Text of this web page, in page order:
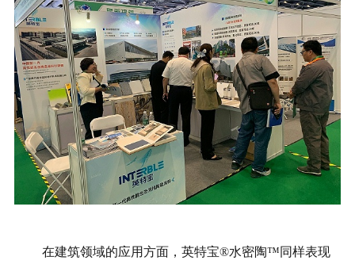
在建筑领域的应用方面，英特宝®水密陶™同样表现